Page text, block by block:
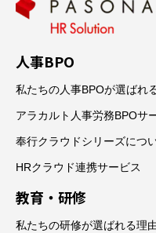
人事BPO
私たちの人事BPOが選ばれ
アラカルト人事労務BPOサ
奉行クラウドシリーズにつ
HRクラウド連携サービス
教育・研修
私たちの研修が選ばれる理